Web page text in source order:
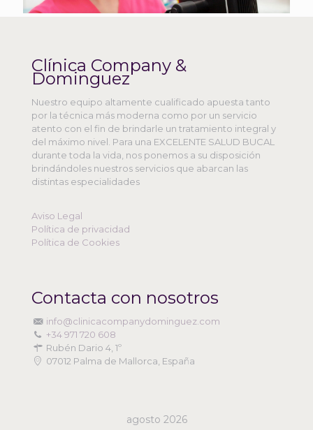
Clínica Company &
Dominguez
Nuestro equipo altamente cualificado apuesta tanto
por la técnica más moderna como por un servicio
atento con el fin de brindarle un tratamiento integral y
del máximo nivel. Para una EXCELENTE SALUD BUCAL
durante toda la vida, nos ponemos a su disposición
brindándoles nuestros servicios que abarcan las
distintas especialidades
Aviso Legal
Política de privacidad
Política de Cookies
Contacta con nosotros
info@clinicacompanydominguez.com
+34 971 720 608
Rubén Dario 4, 1º
07012 Palma de Mallorca, España
agosto 2026